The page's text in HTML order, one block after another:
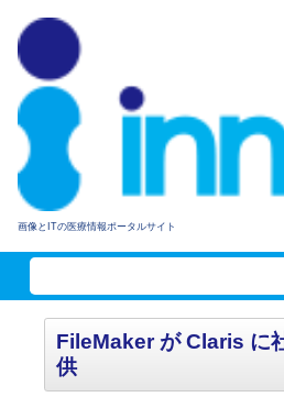
画像とITの医療情報ポータルサイト
FileMaker が Claris に
供